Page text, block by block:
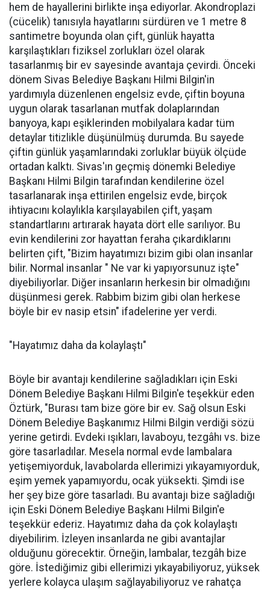
hem de hayallerini birlikte inşa ediyorlar. Akondroplazi
(cücelik) tanısıyla hayatlarını sürdüren ve 1 metre 8
santimetre boyunda olan çift, günlük hayatta
karşılaştıkları fiziksel zorlukları özel olarak
tasarlanmış bir ev sayesinde avantaja çevirdi. Önceki
dönem Sivas Belediye Başkanı Hilmi Bilgin'in
yardımıyla düzenlenen engelsiz evde, çiftin boyuna
uygun olarak tasarlanan mutfak dolaplarından
banyoya, kapı eşiklerinden mobilyalara kadar tüm
detaylar titizlikle düşünülmüş durumda. Bu sayede
çiftin günlük yaşamlarındaki zorluklar büyük ölçüde
ortadan kalktı. Sivas'ın geçmiş dönemki Belediye
Başkanı Hilmi Bilgin tarafından kendilerine özel
tasarlanarak inşa ettirilen engelsiz evde, birçok
ihtiyacını kolaylıkla karşılayabilen çift, yaşam
standartlarını artırarak hayata dört elle sarılıyor. Bu
evin kendilerini zor hayattan feraha çıkardıklarını
belirten çift, "Bizim hayatımızı bizim gibi olan insanlar
bilir. Normal insanlar " Ne var ki yapıyorsunuz işte"
diyebiliyorlar. Diğer insanların herkesin bir olmadığını
düşünmesi gerek. Rabbim bizim gibi olan herkese
böyle bir ev nasip etsin" ifadelerine yer verdi.
"Hayatımız daha da kolaylaştı"
Böyle bir avantajı kendilerine sağladıkları için Eski
Dönem Belediye Başkanı Hilmi Bilgin'e teşekkür eden
Öztürk, "Burası tam bize göre bir ev. Sağ olsun Eski
Dönem Belediye Başkanımız Hilmi Bilgin verdiği sözü
yerine getirdi. Evdeki ışıkları, lavaboyu, tezgâhı vs. bize
göre tasarladılar. Mesela normal evde lambalara
yetişemiyorduk, lavabolarda ellerimizi yıkayamıyorduk,
eşim yemek yapamıyordu, ocak yüksekti. Şimdi ise
her şey bize göre tasarladı. Bu avantajı bize sağladığı
için Eski Dönem Belediye Başkanı Hilmi Bilgin'e
teşekkür ederiz. Hayatımız daha da çok kolaylaştı
diyebilirim. İzleyen insanlarda ne gibi avantajlar
olduğunu görecektir. Örneğin, lambalar, tezgâh bize
göre. İstediğimiz gibi ellerimizi yıkayabiliyoruz, yüksek
yerlere kolayca ulaşım sağlayabiliyoruz ve rahatça